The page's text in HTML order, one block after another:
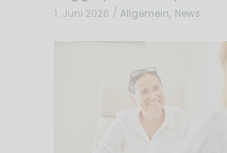
1. Juni 2026 Allgemein, News